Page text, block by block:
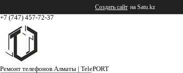
Создать сайт на Satu.kz
+7 (747) 457-72-37
Ремонт телефонов Алматы | TelePORT